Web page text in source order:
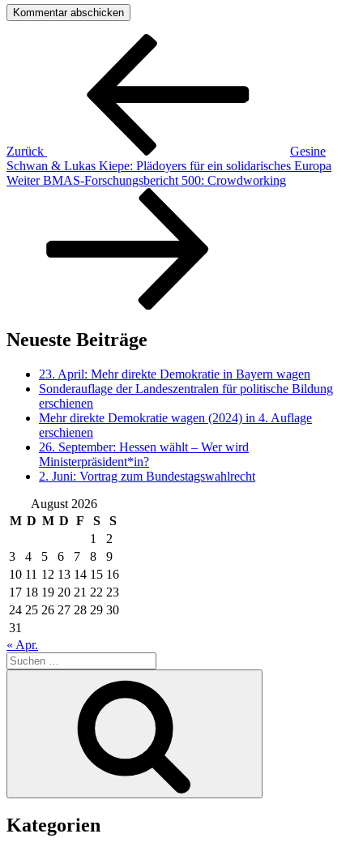
Beitragsnavigation
Zurück
Gesine
Schwan & Lukas Kiepe: Plädoyers für ein solidarisches Europa
Nächster
Weiter BMAS-Forschungsbericht 500: Crowdworking
Neueste Beiträge
23. April: Mehr direkte Demokratie in Bayern wagen
Sonderauflage der Landeszentralen für politische Bildung
erschienen
Mehr direkte Demokratie wagen (2024) in 4. Auflage
erschienen
26. September: Hessen wählt – Wer wird
Ministerpräsident*in?
2. Juni: Vortrag zum Bundestagswahlrecht
August 2026
M D M D F S
S
1
2
3
4 5 6 7 8
9
10 11 12 13 14 15 16
17 18 19 20 21 22 23
24 25 26 27 28 29 30
31
« Apr.
Suche
nach:
Kategorien